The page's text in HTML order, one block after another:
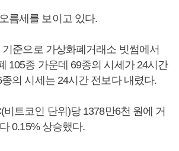
름세를 보이고 있다.
준으로 가상화폐거래소 빗썸에서
105종 가운데 69종의 시세가 24시간
의 시세는 24시간 전보다 내렸다.
비트코인 단위)당 1378만6천 원에 거
0.15% 상승했다.